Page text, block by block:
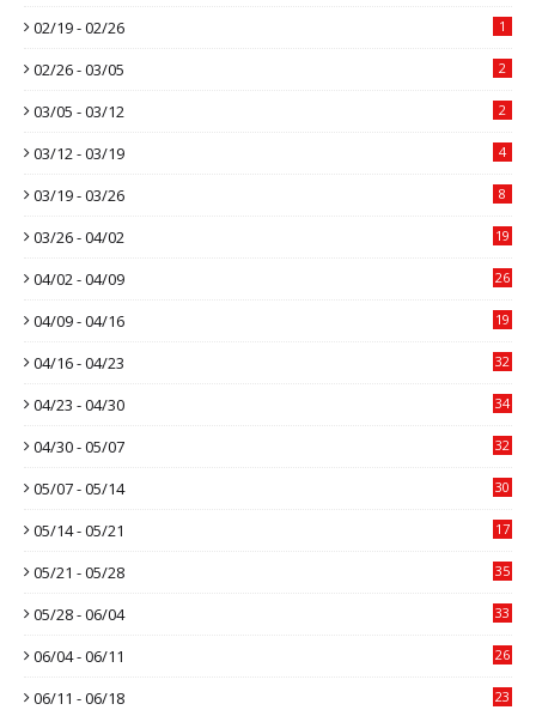
02/19 - 02/26 1
02/26 - 03/05 2
03/05 - 03/12 2
03/12 - 03/19 4
03/19 - 03/26 8
03/26 - 04/02 19
04/02 - 04/09 26
04/09 - 04/16 19
04/16 - 04/23 32
04/23 - 04/30 34
04/30 - 05/07 32
05/07 - 05/14 30
05/14 - 05/21 17
05/21 - 05/28 35
05/28 - 06/04 33
06/04 - 06/11 26
06/11 - 06/18 23